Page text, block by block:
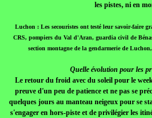
les pistes, ni en
Luchon : Les secouristes ont testé leur savoir-faire
CRS, pompiers du Val d'Aran, guardia civil de
section montagne de la gendarmerie de
Quelle évolution pour les
Le retour du froid avec du soleil pour le
preuve d'un peu de patience et ne pas se
quelques jours au manteau neigeux pour se
s'engager en hors-piste et de privilégier les